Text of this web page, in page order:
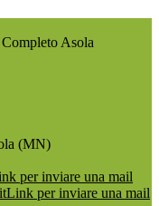
Asola
(MN)
per inviare una mail
Link per inviare una mail